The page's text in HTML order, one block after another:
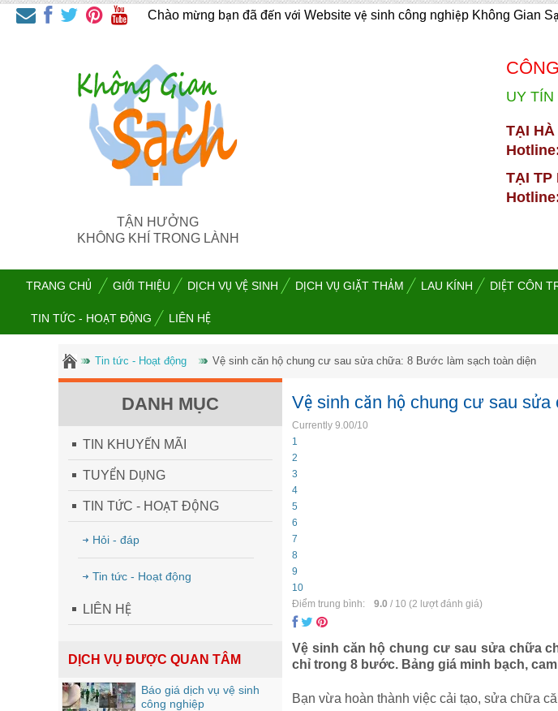
Chào mừng bạn đã đến với Website vệ sinh công nghiệp Không Gian
TẬN HƯỞNG
KHÔNG KHÍ TRONG LÀNH
UY
TẠI HÀ
TẠI TP
TRANG CHỦ GIỚI THIỆU DỊCH VỤ VỆ SINH DỊCH VỤ GIẶT THẢM LAU KÍNH DIỆT CÔN
TIN TỨC - HOẠT ĐỘNG LIÊN HỆ
Tin tức - Hoạt động Vệ sinh căn hộ chung cư sau sửa chữa: 8 Bước làm sạch toàn diện
DANH MỤC
TIN KHUYẾN MÃI
TUYỂN DỤNG
TIN TỨC - HOẠT ĐỘNG
Hỏi - đáp
Tin tức - Hoạt động
LIÊN HỆ
DỊCH VỤ ĐƯỢC QUAN TÂM
Báo giá dịch vụ vệ sinh
công nghiệp
Vệ sinh căn hộ chung cư sau
Currently 9.00/10
1
2
3
4
5
6
7
8
9
10
Điểm trung bình:
9.0 / 10 (2 lượt đánh giá)
Vệ sinh căn hộ chung cư sau sửa chữa
chỉ trong 8 bước. Bảng giá minh bạch,
Bạn vừa hoàn thành việc cải tạo, sửa chữa